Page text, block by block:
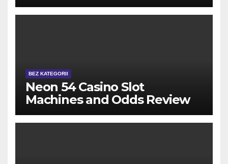
BEZ KATEGORII
Neon 54 Casino Slot
Machines and Odds Review